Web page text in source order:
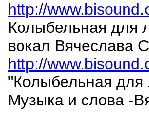
http://
Колыбельная для
вокал Вячеслава
http://
"Колыбельная
Музыка и слова -